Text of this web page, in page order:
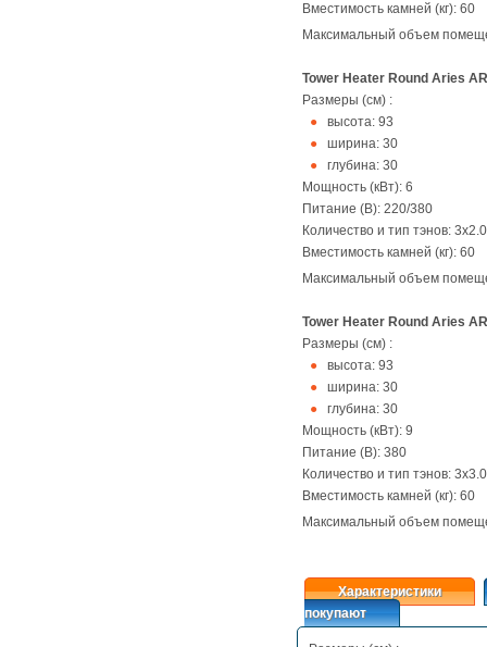
Вместимость камней (кг): 60
Максимальный объем
Tower Heater Round Aries
Размеры (см) :
высота: 93
ширина: 30
глубина: 30
Мощность (кВт): 6
Питание (В): 220/380
Количество и тип тэнов:
Вместимость камней (кг): 60
Максимальный объем
Tower Heater Round Aries
Размеры (см) :
высота: 93
ширина: 30
глубина: 30
Мощность (кВт): 9
Питание (В): 380
Количество и тип тэнов:
Вместимость камней (кг): 60
Максимальный объем
Характеристики
покупают